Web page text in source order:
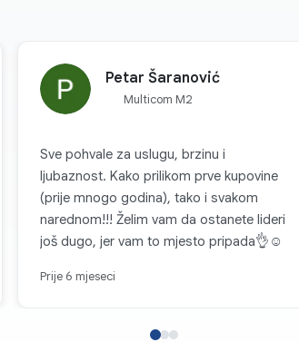
Petar Šaranović
Multicom M2
Sve pohvale za uslugu, brzinu i
ljubaznost. Kako prilikom prve kupovine
(prije mnogo godina), tako i svakom
narednom!!! Želim vam da ostanete lideri
još dugo, jer vam to mjesto pripada👌☺️
Prije 6 mjeseci